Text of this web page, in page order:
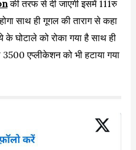
की तरफ से दी जाएगी इसमें 111रु
साथ ही गूगल की ताराग से कहा
घोटाले को रोका गया है साथ ही
एप्लीकेशन को भी हटाया गया